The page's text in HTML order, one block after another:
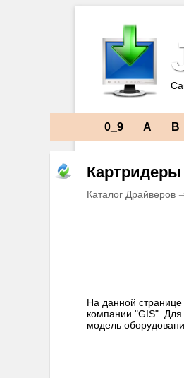
0_9 A B
Картридеры
Каталог Драйверов
На данной странице
компании "GIS".
модель